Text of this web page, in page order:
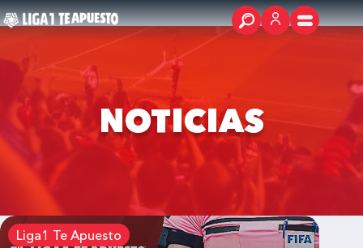
NOTICIAS
Liga1 Te Apuesto